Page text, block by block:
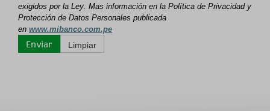
exigidos por la Ley. Mas información en la Política de Privacidad y
Protección de Datos Personales publicada
en www.mibanco.com.pe